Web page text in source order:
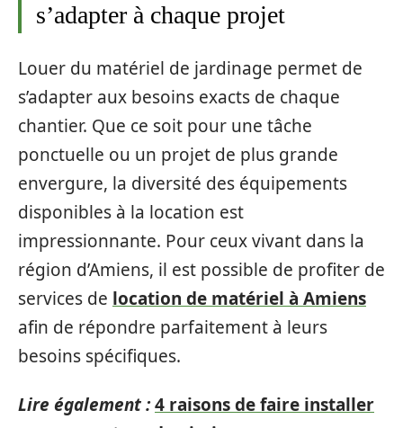
s’adapter à chaque projet
Louer du matériel de jardinage permet de
s’adapter aux besoins exacts de chaque
chantier. Que ce soit pour une tâche
ponctuelle ou un projet de plus grande
envergure, la diversité des équipements
disponibles à la location est
impressionnante. Pour ceux vivant dans la
région d’Amiens, il est possible de profiter de
services de location de matériel à Amiens
afin de répondre parfaitement à leurs
besoins spécifiques.
Lire également :4 raisons de faire installer